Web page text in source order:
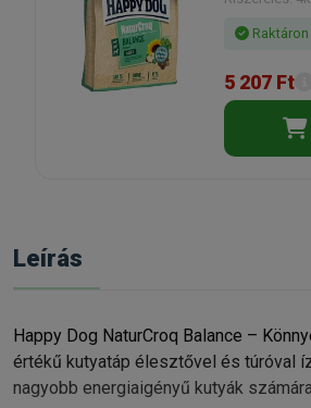
Raktáron
5 207 Ft
Leírás
Happy Dog NaturCroq Balance –
értékű kutyatáp élesztővel és túróval
nagyobb energiaigényű kutyák